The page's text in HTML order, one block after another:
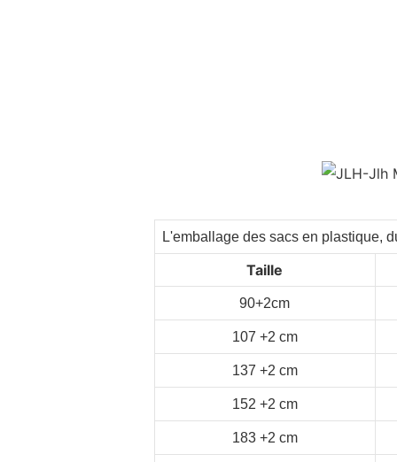
L'emballage des sacs en plastique,
Taille
90+2cm
107 +2 cm
137 +2 cm
152 +2 cm
183 +2 cm